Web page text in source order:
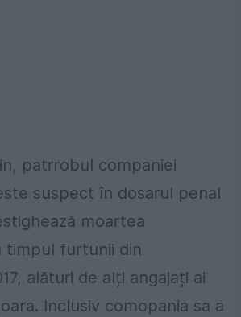
patrrobul companiei
suspect în dosarul penal
moartea
timpul furtunii din
alături de alți angajați ai
Inclusiv comopania sa a